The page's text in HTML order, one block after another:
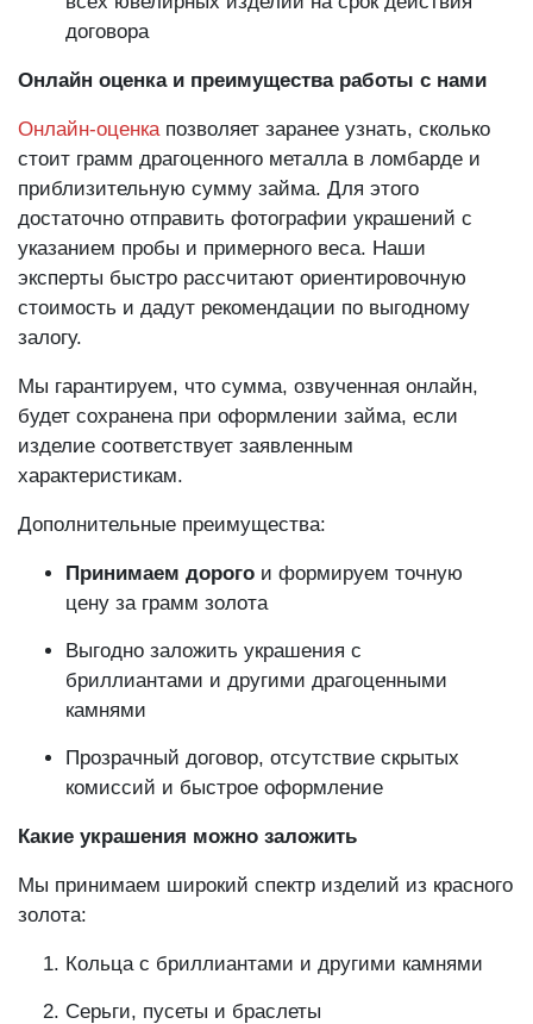
договора
Онлайн оценка и преимущества работы с нами
Онлайн-оценкапозволяет заранее узнать, сколько
стоит грамм драгоценного металла в ломбарде и
приблизительную сумму займа. Для этого
достаточно отправить фотографии украшений с
указанием пробы и примерного веса. Наши
эксперты быстро рассчитают ориентировочную
стоимость и дадут рекомендации по выгодному
залогу.
Мы гарантируем, что сумма, озвученная онлайн,
будет сохранена при оформлении займа, если
изделие соответствует заявленным
характеристикам.
Дополнительные преимущества:
Принимаем дорого и формируем точную
цену за грамм золота
Выгодно заложить украшения с
бриллиантами и другими драгоценными
камнями
Прозрачный договор, отсутствие скрытых
комиссий и быстрое оформление
Какие украшения можно заложить
Мы принимаем широкий спектр изделий из красного
золота:
Кольца с бриллиантами и другими камнями
Серьги, пусеты и браслеты